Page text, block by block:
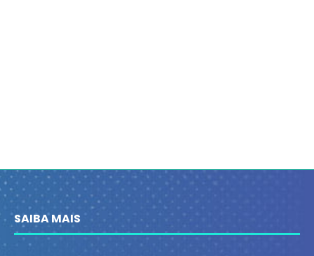
SAIBA MAIS